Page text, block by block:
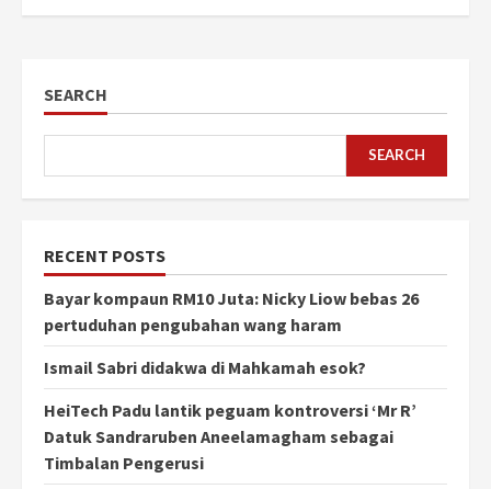
SEARCH
SEARCH
RECENT POSTS
Bayar kompaun RM10 Juta: Nicky Liow bebas 26
pertuduhan pengubahan wang haram
Ismail Sabri didakwa di Mahkamah esok?
HeiTech Padu lantik peguam kontroversi ‘Mr R’
Datuk Sandraruben Aneelamagham sebagai
Timbalan Pengerusi